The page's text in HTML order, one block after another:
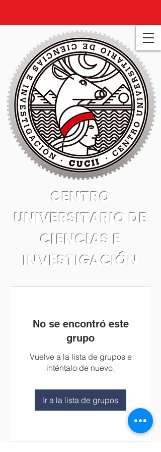
CENTRO
UNIVERSITARIO DE
CIENCIAS E
INVESTIGACIÓN
No se encontró este
grupo
Vuelve a la lista de grupos e
inténtalo de nuevo.
Ir a la lista de grupos